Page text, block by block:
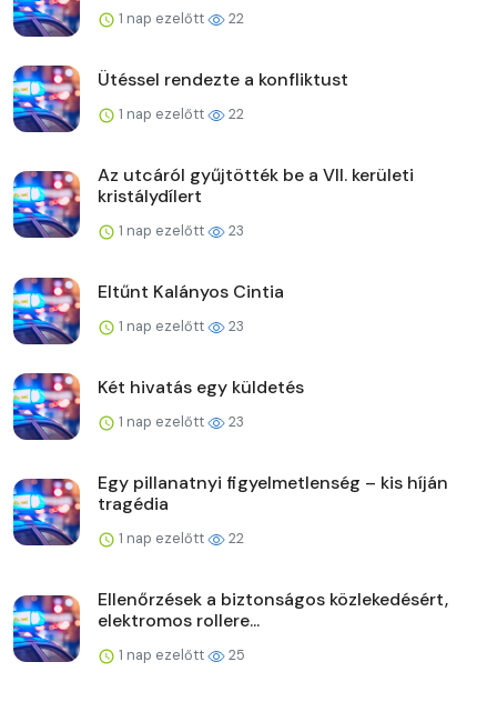
1 nap ezelőtt 22
Ütéssel rendezte a konfliktust
1 nap ezelőtt 22
Az utcáról gyűjtötték be a VII. kerületi
kristálydílert
1 nap ezelőtt 23
Eltűnt Kalányos Cintia
1 nap ezelőtt 23
Két hivatás egy küldetés
1 nap ezelőtt 23
Egy pillanatnyi figyelmetlenség – kis híján
tragédia
1 nap ezelőtt 22
Ellenőrzések a biztonságos közlekedésért,
elektromos rollere...
1 nap ezelőtt 25